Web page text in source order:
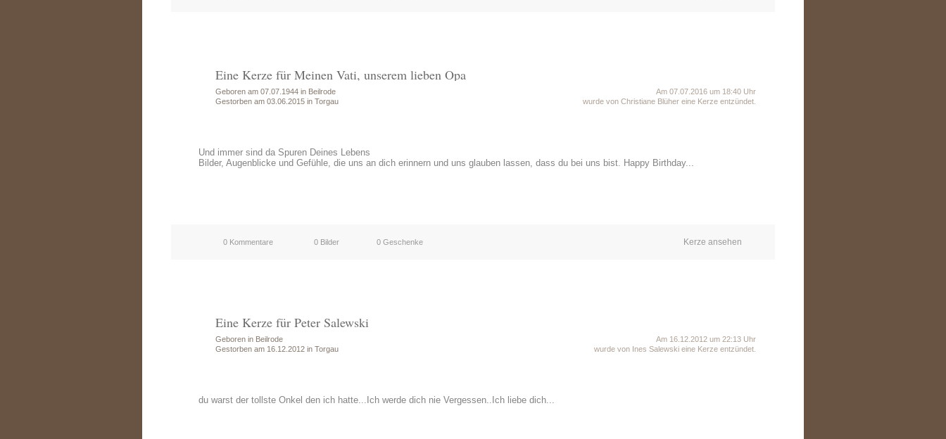
Eine Kerze für Meinen Vati, unserem lieben Opa
Geboren am 07.07.1944 in Beilrode
Gestorben am 03.06.2015 in Torgau
Am 07.07.2016 um 18:40 Uhr
wurde von Christiane Blüher eine Kerze entzündet.
Und immer sind da Spuren Deines Lebens
Bilder, Augenblicke und Gefühle, die uns an dich erinnern und uns glauben lassen, dass du bei uns bist. Happy Birthday...
0 Kommentare 0 Bilder 0 Geschenke Kerze ansehen
Eine Kerze für Peter Salewski
Geboren in Beilrode
Gestorben am 16.12.2012 in Torgau
Am 16.12.2012 um 22:13 Uhr
wurde von Ines Salewski eine Kerze entzündet.
du warst der tollste Onkel den ich hatte...Ich werde dich nie Vergessen..Ich liebe dich...